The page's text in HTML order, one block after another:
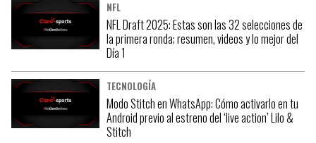
NFL
NFL Draft 2025: Estas son las 32 selecciones de
la primera ronda; resumen, videos y lo mejor del
Día 1
TECNOLOGÍA
Modo Stitch en WhatsApp: Cómo activarlo en tu
Android previo al estreno del ‘live action’ Lilo &
Stitch